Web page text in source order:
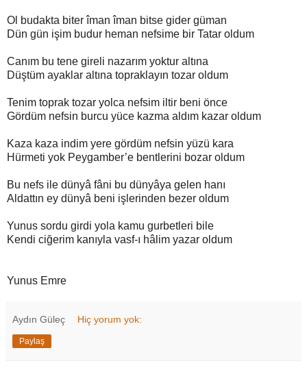
Ol budakta biter îman îman bitse gider güman
Dün gün işim budur heman nefsime bir Tatar oldum
Canım bu tene gireli nazarım yoktur altına
Düştüm ayaklar altına topraklayın tozar oldum
Tenim toprak tozar yolca nefsim iltir beni önce
Gördüm nefsin burcu yüce kazma aldım kazar oldum
Kaza kaza indim yere gördüm nefsin yüzü kara
Hürmeti yok Peygamber’e bentlerini bozar oldum
Bu nefs ile dünyâ fâni bu dünyâya gelen hanı
Aldattın ey dünyâ beni işlerinden bezer oldum
Yunus sordu girdi yola kamu gurbetleri bile
Kendi ciğerim kanıyla vasf-ı hâlim yazar oldum
Yunus Emre
Aydın Güleç Hiç yorum yok:
Paylaş